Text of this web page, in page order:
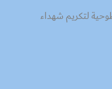
لتكريم شهداء